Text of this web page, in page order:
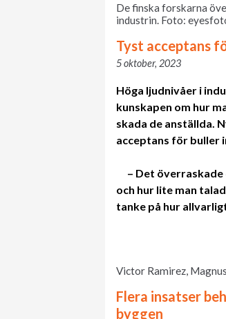
De finska forskarna
industrin. Foto:
Tyst acceptans
5 oktober, 2023
Höga ljudnivåer i
kunskapen om hur
skada de anställda.
acceptans för buller
– Det
och hur lite man
tanke på hur
Victor Ramirez,
Flera insatser
byggen